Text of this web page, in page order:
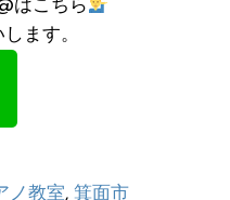
はこちら
ます。
ノ教室, 箕面市